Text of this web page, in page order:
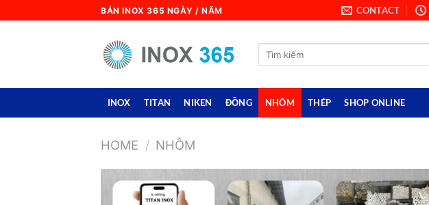
to
BÁN INOX 365 NGÀY / NĂM CONTACT
Search
INOX TITAN NIKEN ĐỒNG NHÔM THÉP SHOP ONLINE
HOME / NHÔM